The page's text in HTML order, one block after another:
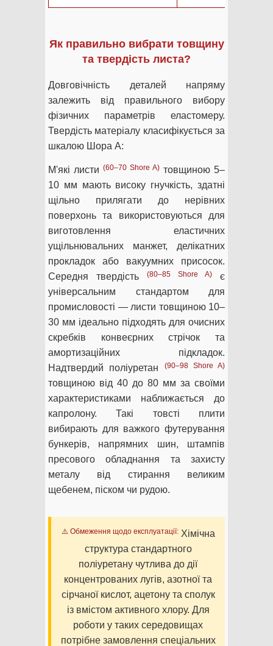
Як правильно вибрати товщину
та твердість листа?
Довговічність деталей напряму
залежить від правильного вибору
фізичних параметрів еластомеру.
Твердість матеріалу класифікується за
шкалою Шора А:
М'які листи (60–70 Shore A) товщиною 5–
10 мм мають високу гнучкість, здатні
щільно прилягати до нерівних
поверхонь та використовуються для
виготовлення еластичних
ущільнювальних манжет, делікатних
прокладок або вакуумних присосок.
Середня твердість
(80–85 Shore A)
є
універсальним стандартом для
промисловості — листи товщиною 10–
30 мм ідеально підходять для очисних
скребків конвеєрних стрічок та
амортизаційних підкладок.
Надтвердий поліуретан
(90–98 Shore A)
товщиною від 40 до 80 мм за своїми
характеристиками наближається до
капролону. Такі товсті плити
вибирають для важкого футерування
бункерів, напрямних шин, штампів
пресового обладнання та захисту
металу від стирання великим
щебенем, піском чи рудою.
⚠️ Обмеження щодо експлуатації:Хімічна
структура стандартного
поліуретану чутлива до дії
концентрованих лугів, азотної та
сірчаної кислот, ацетону та сполук
із вмістом активного хлору. Для
роботи у таких середовищах
потрібне замовлення спеціальних